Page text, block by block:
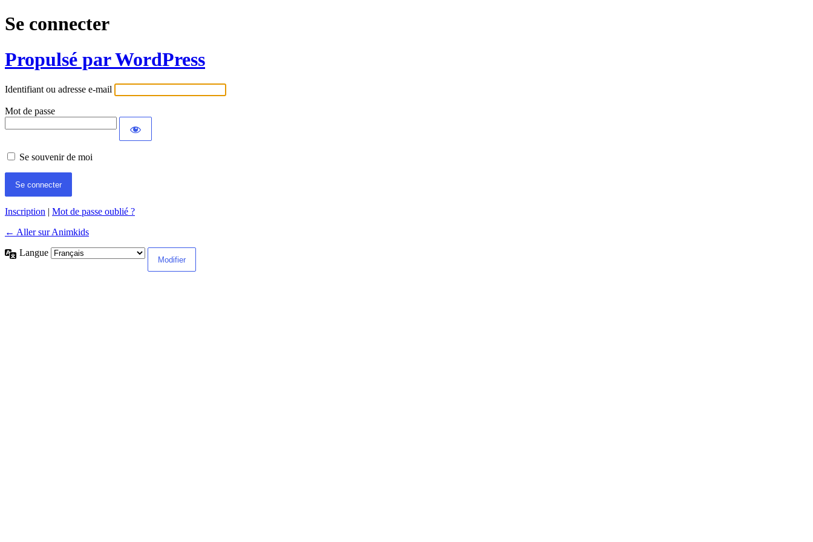
Se connecter
Propulsé par WordPress
Identifiant ou adresse e-mail
Mot de passe
Se souvenir de moi
Inscription | Mot de passe oublié ?
← Aller sur Animkids
Langue